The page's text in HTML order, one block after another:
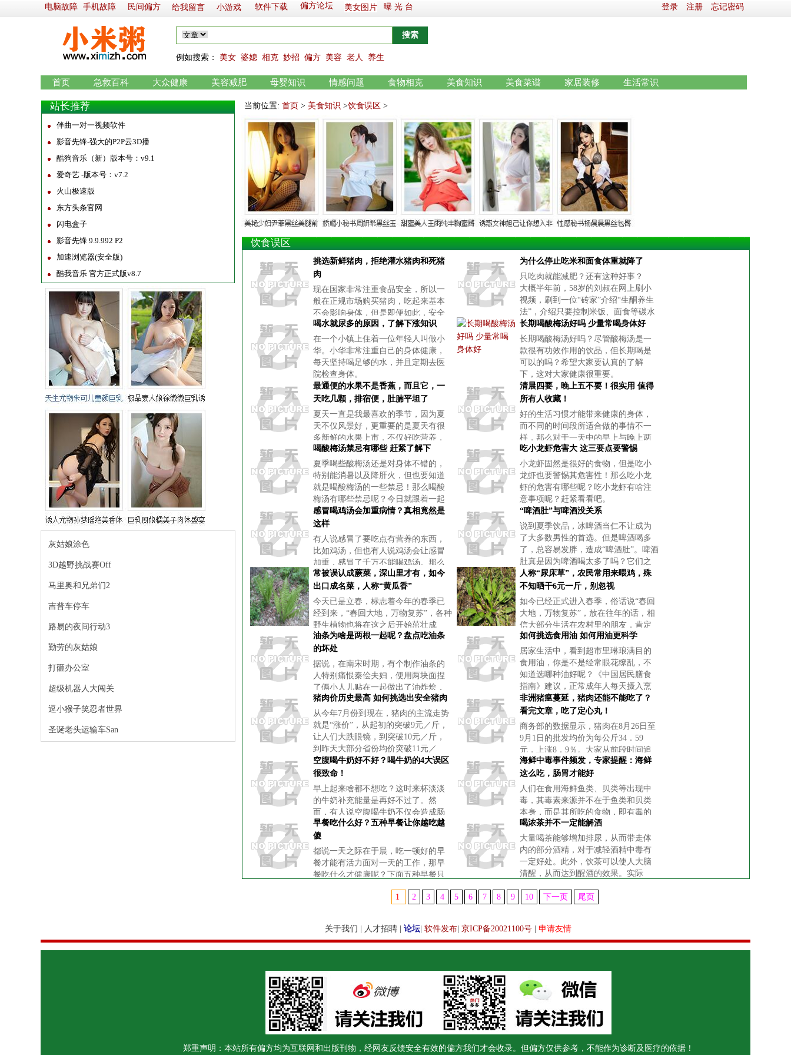
首页 急救百科 大众健康 美容减肥 母婴知识 情感问题 食物相克 美食知识 美食菜谱 家居装修 生活常识
登录 注册 忘记密码
软件下载
小游戏
手机故障 民间偏方 给我留言 偏方论坛 美女图片 曝 光 台
例如搜索： 美女 婆媳 相克 妙招 偏方 美容 老人 养生
电脑故障
站长推荐
伴曲一对一视频软件
影音先锋-强大的P2P云3D播
酷狗音乐（新）版本号：v9.1
爱奇艺 -版本号：v7.2
火山极速版
东方头条官网
闪电盒子
影音先锋 9.9.992 P2
加速浏览器(安全版)
酷我音乐 官方正式版v8.7
灰姑娘涂色
3D越野挑战赛Off
马里奥和兄弟们2
吉普车停车
路易的夜间行动3
勤劳的灰姑娘
打砸办公室
超级机器人大闯关
逗小猴子笑忍者世界
圣诞老头运输车San
当前位置: 首页 > 美食知识 >饮食误区 >
饮食误区
挑选新鲜猪肉，拒绝灌水猪肉和死猪
肉
现在国家非常注重食品安全，所以一
般在正规市场购买猪肉，吃起来基本
不会影响身体，但是即便如此，安全
并不意味着质量，注水猪肉吃完之后
基本对人身体无害，要提高材料质
量，大厨们还是多长几个心眼比较
好。
为什么停止吃米和面食体重就降了
只吃肉就能减肥？还有这种好事？
大概半年前，58岁的刘叔在网上刷小
视频，刷到一位“砖家”介绍“生酮养生
法”，介绍只要控制米饭、面食等碳水
的摄入，只通过肉类来获取能量，当
身体缺乏葡萄糖供应的时候，身体就
喝水就尿多的原因，了解下涨知识
在一个小镇上住着一位年轻人叫做小
华。小华非常注重自己的身体健康，
每天坚持喝足够的水，并且定期去医
院检查身体。
长期喝酸梅汤好吗 少量常喝身体好
长期喝酸梅汤好吗？尽管酸梅汤是一
款很有功效作用的饮品，但长期喝是
可以的吗？希望大家要认真的了解
下，这对大家健康很重要。
最通便的水果不是香蕉，而且它，一
天吃几颗，排宿便，肚腩平坦了
夏天一直是我最喜欢的季节，因为夏
天不仅风景好，更重要的是夏天有很
多新鲜的水果上市，不仅好吃营养，
而且价格很便宜，大家遇到也可以多
买点食用。因为是夏天的缘故，为了
让自己有个好身材，我基本每天晚上
都去跑几
清晨四要，晚上五不要！很实用 值得
所有人收藏！
好的生活习惯才能带来健康的身体，
而不同的时间段所适合做的事情不一
样，那么对于一天中的早上与晚上两
个时间段，都适宜与不适宜做什么事
呢？
喝酸梅汤禁忌有哪些 赶紧了解下
夏季喝些酸梅汤还是对身体不错的，
特别能消暑以及降肝火，但也要知道
就是喝酸梅汤的一些禁忌！那么喝酸
梅汤有哪些禁忌呢？今日就跟着一起
了解下吧。
吃小龙虾危害大 这三要点要警惕
小龙虾固然是很好的食物，但是吃小
龙虾也要警惕其危害性！那么吃小龙
虾的危害有哪些呢？吃小龙虾有啥注
意事项呢？赶紧看看吧。
感冒喝鸡汤会加重病情？真相竟然是
这样
有人说感冒了要吃点有营养的东西，
比如鸡汤，但也有人说鸡汤会让感冒
加重，感冒了千万不能喝鸡汤。那么
感冒到底能不能喝鸡汤呢？
“啤酒肚”与啤酒没关系
说到夏季饮品，冰啤酒当仁不让成为
了大多数男性的首选。但是啤酒喝多
了，总容易发胖，造成“啤酒肚”。啤酒
肚真是因为啤酒喝太多了吗？它们之
间是不是存在直接联系？想要喝啤酒
又该如何保证健康呢？
常被误认成蕨菜，深山里才有，如今
出口成名菜，人称“黄瓜香”
今天已是立春，标志着今年的春季已
经到来，“春回大地，万物复苏”，各种
野生植物也将在这之后开始茁壮成
长，在这些茁壮生长的野生植物当
中，有一类特别受人们的喜爱，很多
人会在这个时候驱车去农村野外及山
林里采摘
人称“尿床草”，农民常用来喂鸡，殊
不知晒干6元一斤，别忽视
如今已经正式进入春季，俗话说“春回
大地，万物复苏”，放在往年的话，相
信大部分生活在农村里的朋友，肯定
都会做一件事，那就是去野外走走，
欣赏一下春景，顺便挖一些野菜回来
吃，不过今年情况有点特殊，可不能
随便
油条为啥是两根一起呢？盘点吃油条
的坏处
据说，在南宋时期，有个制作油条的
人特别痛恨秦侩夫妇，便用两块面捏
了俩小人儿贴在一起做出了油炸烩，
透着那么解气，后来讹音成了现在的
油炸鬼。
如何挑选食用油 如何用油更科学
居家生活中，看到超市里琳琅满目的
食用油，你是不是经常眼花缭乱，不
知道选哪种油好呢？《中国居民膳食
指南》建议，正常成年人每天摄入烹
调油为25克或30克。但对于习惯高油
烹调的人群，如何用少量的油做出美
味菜
猪肉价历史最高 如何挑选出安全猪肉
从今年7月份到现在，猪肉的主流走势
就是“涨价”，从起初的突破9元／斤，
让人们大跌眼镜，到突破10元／斤，
到昨天大部分省份均价突破11元／
斤，今天又继续上涨了一些，但现在
人们都对猪肉价格上涨麻木了。进入
非洲猪瘟蔓延，猪肉还能不能吃了？
看完文章，吃了定心丸！
商务部的数据显示，猪肉在8月26日至
9月1日的批发均价为每公斤34．59
元，上涨8．9％。大家从前段时间追
逐“水果自由”，到现在奢望“猪肉自
由”。
空腹喝牛奶好不好？喝牛奶的4大误区
很致命！
早上起来啥都不想吃？这时来杯淡淡
的牛奶补充能量是再好不过了。然
而，有人说空腹喝牛奶不仅会造成肠
胃不适，而且还会影响蛋白质的吸
收，空腹时最好不要喝牛奶。事实真
的是这样吗？空腹喝牛奶到底好不
好？“空腹喝牛
海鲜中毒事件频发，专家提醒：海鲜
这么吃，肠胃才能好
人们在食用海鲜鱼类、贝类等出现中
毒，其毒素来源并不在于鱼类和贝类
本身，而是其所吃的食物，即有毒的
海洋藻类，也就是说这些海鲜的毒素
多存在于内脏内。建议吃货们在吃海
鲜的时候，一定要把内脏清除干净，
以及最好
早餐吃什么好？五种早餐让你越吃越
傻
都说一天之际在于晨，吃一顿好的早
餐才能有活力面对一天的工作，那早
餐吃什么才健康呢？下面五种早餐只
喝浓茶并不一定能解酒
大量喝茶能够增加排尿，从而带走体
内的部分酒精，对于减轻酒精中毒有
一定好处。此外，饮茶可以使人大脑
清醒，从而达到醒酒的效果。实际
身体产生不良反应。
1 2 3 4 5 6 7 8 9 10 下一页 尾页
郑重声明：本站所有偏方均为互联网和出版刊物，经网友反馈安全有效的偏方我们才会收录。但偏方仅供参考，不能作为诊断及医疗的依据！
关于我们 人才招聘 论坛 软件发布 京ICP备20021100号 申请友情